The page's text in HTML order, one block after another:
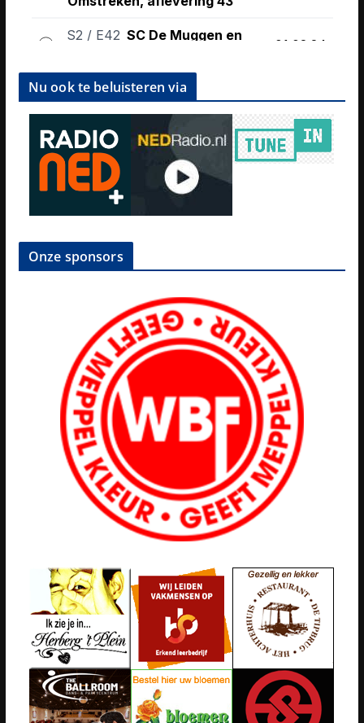
Nu ook te beluisteren via
Onze sponsors